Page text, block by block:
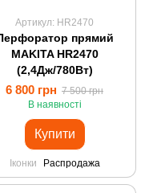
Артикул: HR2470
прямий
MAKITA HR2470
(2,4Дж/780Вт)
6 800 грн 7 500 грн
В наявності
Купити
Іконки Распродажа